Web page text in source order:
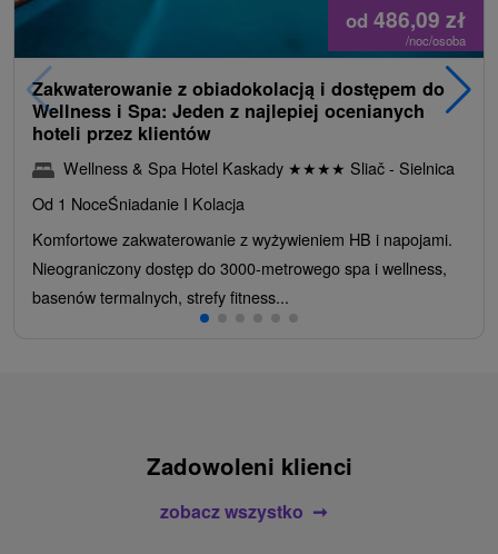
od 486,09 zł
/noc/osoba
Zakwaterowanie z obiadokolacją i dostępem do
Wellness i Spa: Jeden z najlepiej ocenianych
hoteli przez klientów
Wellness & Spa Hotel Kaskady ★★★★ Sliač - Sielnica
Od 1 NoceŚniadanie I Kolacja
Komfortowe zakwaterowanie z wyżywieniem HB i napojami.
Nieograniczony dostęp do 3000-metrowego spa i wellness,
basenów termalnych, strefy fitness...
Zadowoleni klienci
zobacz wszystko